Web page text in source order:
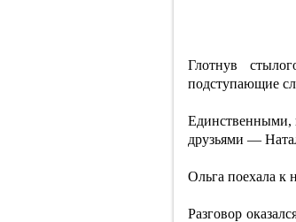
Глотнув
подступающие
Единственными,
друзьями —
Ольга поехала к
Разговор